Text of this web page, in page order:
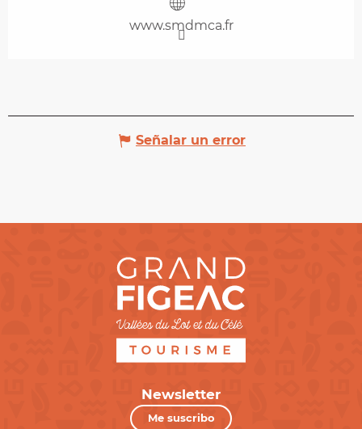
www.smdmca.fr
Señalar un error
Newsletter
Me suscribo